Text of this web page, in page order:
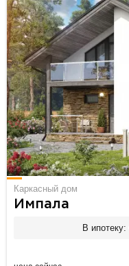
Каркасный дом
Импала
В ипотеку: